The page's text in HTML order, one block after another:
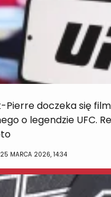
Pierre doczeka się
o legendzie UFC.
MARCA 2026, 14:34